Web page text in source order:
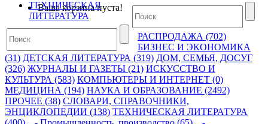
Ваша корзина пуста!
ТЕХНИЧЕСКАЯ
ЛИТЕРАТУРА
РАСПРОДАЖА (702)
БИЗНЕС И ЭКОНОМИКА
(31) ДЕТСКАЯ ЛИТЕРАТУРА (319) ДОМ, СЕМЬЯ, ДОСУГ
(326) ЖУРНАЛЫ И ГАЗЕТЫ (21) ИСКУССТВО И
КУЛЬТУРА (583) КОМПЬЮТЕРЫ И ИНТЕРНЕТ (0)
МЕДИЦИНА (194) НАУКА И ОБРАЗОВАНИЕ (2492)
ПРОЧЕЕ (38) СЛОВАРИ, СПРАВОЧНИКИ,
ЭНЦИКЛОПЕДИИ (138) ТЕХНИЧЕСКАЯ ЛИТЕРАТУРА